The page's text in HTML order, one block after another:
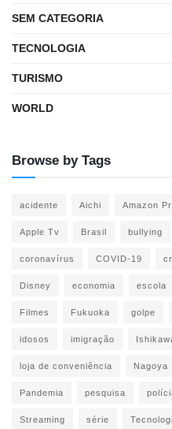
SEM CATEGORIA
TECNOLOGIA
TURISMO
WORLD
Browse by Tags
acidente Aichi Amazon
Apple Tv Brasil bullying
coronavírus COVID-19
Disney economia escola
Filmes Fukuoka golpe
idosos imigração
loja de conveniência Nagoya
Pandemia pesquisa
Streaming série